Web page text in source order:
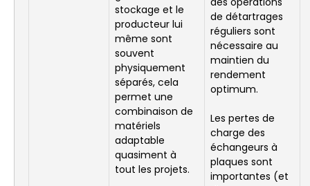
stockage et le
producteur lui
même sont
souvent
physiquement
séparés, cela
permet une
combinaison de
matériels
adaptable
quasiment à
tout les projets.
de détartrages
réguliers sont
nécessaire au
maintien du
rendement
optimum.
Les pertes de
charge des
échangeurs à
plaques sont
importantes (et